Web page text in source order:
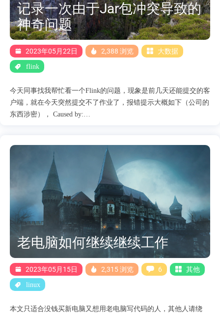
记录一次由于Jar包冲突导致的
神奇问题
2023年05月22日 2,388 浏览 大数据
flink
今天同事找我帮忙看一个Flink的问题，现象是前几天还能提交的客
户端，就在今天突然提交不了作业了，报错提示大概如下（公司的
东西涉密）， Caused by:
through a client, or running in a TestEnvironment context. at
org.apache.flink.streaming.api.environment.LocalStreamEnvironment.
(LocalStreamEnvironment.java:68) at
org.apache.flink.streaming.api.environment.LocalStreamEnvironment.
(LocalStreamEnvironment.java:58) at
org.apache.flink.streaming.api.env....
老电脑如何继续继续工作
2023年05月15日 2,315 浏览 6 其他
linux
本文只适合没钱买新电脑又想用老电脑写代码的人，其他人请绕